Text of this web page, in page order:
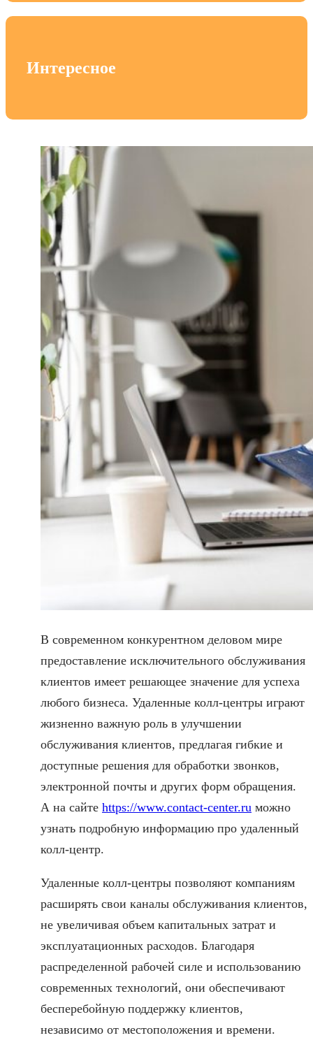
Интересное
В современном конкурентном деловом мире
предоставление исключительного обслуживания
клиентов имеет решающее значение для успеха
любого бизнеса. Удаленные колл-центры играют
жизненно важную роль в улучшении
обслуживания клиентов, предлагая гибкие и
доступные решения для обработки звонков,
электронной почты и других форм обращения.
А на сайте https://www.contact-center.ru можно
узнать подробную информацию про удаленный
колл-центр.
Удаленные колл-центры позволяют компаниям
расширять свои каналы обслуживания клиентов,
не увеличивая объем капитальных затрат и
эксплуатационных расходов. Благодаря
распределенной рабочей силе и использованию
современных технологий, они обеспечивают
бесперебойную поддержку клиентов,
независимо от местоположения и времени.